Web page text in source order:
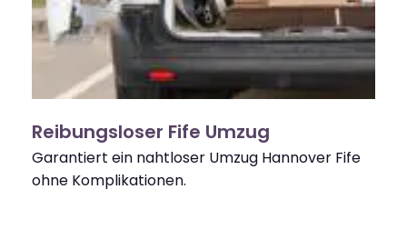
Reibungsloser Fife Umzug
Garantiert ein nahtloser Umzug Hannover Fife
ohne Komplikationen.